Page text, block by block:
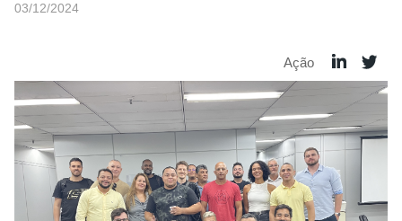
03/12/2024
Ação